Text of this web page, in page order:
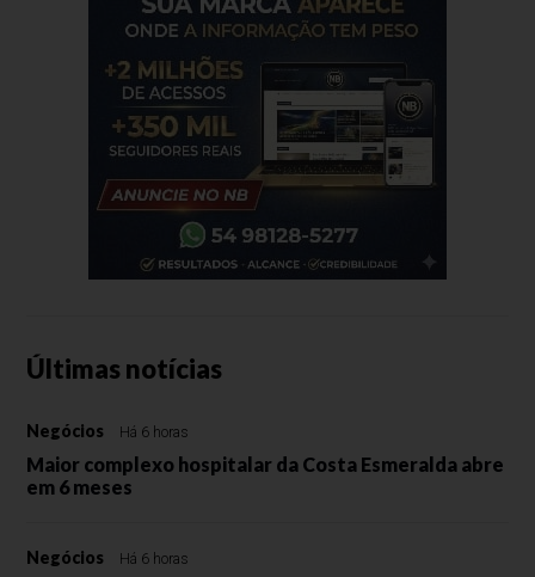
Últimas notícias
Negócios Há 6 horas
Maior complexo hospitalar da Costa Esmeralda abre
em 6 meses
Negócios Há 6 horas